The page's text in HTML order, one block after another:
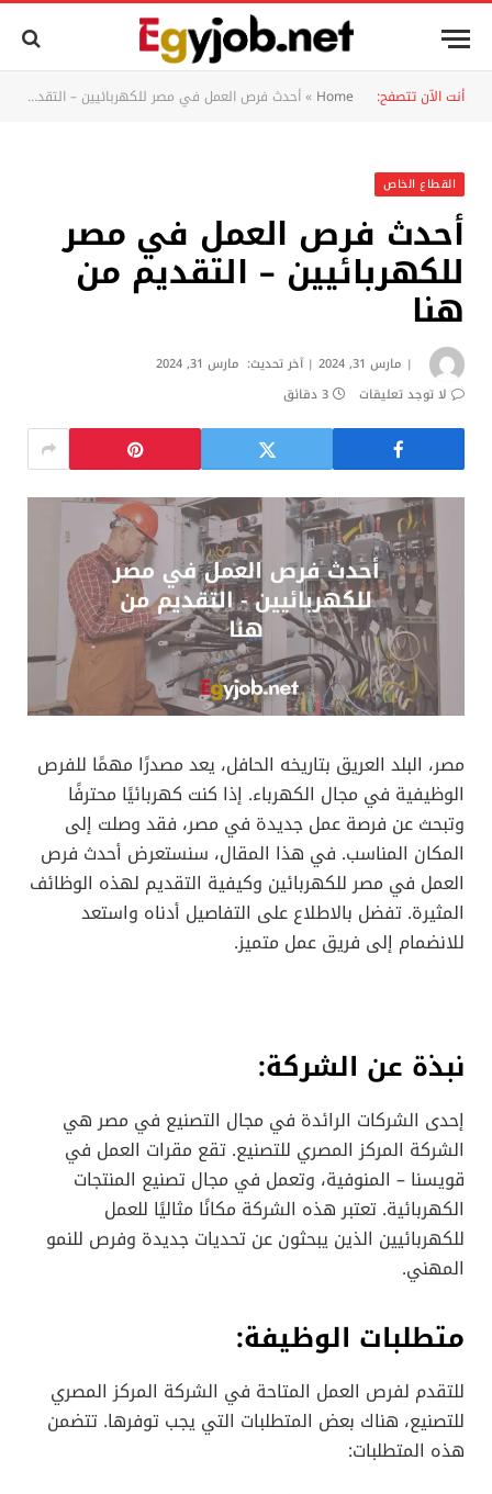
أنت الآن تتصفح: Home
»أحدث فرص العمل في مصر للكهربائيين – التقديم من هنا
القطاع الخاص
أحدث فرص العمل في مصر
للكهربائيين – التقديم من
هنا
مارس 31, 2024 آخر تحديث: مارس 31, 2024
لا توجد تعليقات
3 دقائق
مصر، البلد العريق بتاريخه الحافل، يعد مصدرًا مهمًا للفرص
الوظيفية في مجال الكهرباء. إذا كنت كهربائيًا محترفًا
وتبحث عن فرصة عمل جديدة في مصر، فقد وصلت إلى
المكان المناسب. في هذا المقال، سنستعرض أحدث فرص
العمل في مصر للكهربائين وكيفية التقديم لهذه الوظائف
المثيرة. تفضل بالاطلاع على التفاصيل أدناه واستعد
للانضمام إلى فريق عمل متميز.
نبذة عن الشركة:
إحدى الشركات الرائدة في مجال التصنيع في مصر هي
الشركة المركز المصري للتصنيع. تقع مقرات العمل في
قويسنا – المنوفية، وتعمل في مجال تصنيع المنتجات
الكهربائية. تعتبر هذه الشركة مكانًا مثاليًا للعمل
للكهربائيين الذين يبحثون عن تحديات جديدة وفرص للنمو
المهني.
متطلبات الوظيفة:
للتقدم لفرص العمل المتاحة في الشركة المركز المصري
للتصنيع، هناك بعض المتطلبات التي يجب توفرها. تتضمن
هذه المتطلبات: